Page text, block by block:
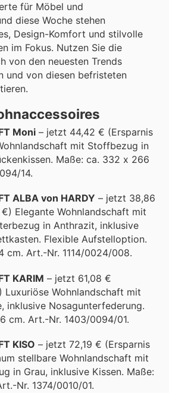
für Möbel und
diese Woche stehen
Design-Komfort und stilvolle
im Fokus. Nutzen Sie die
von den neuesten Trends
und von diesen befristeten
Moni – jetzt 44,42 € (Ersparnis
mit Stoffbezug in
Maße: ca. 332 x 266
14.
ALBA von HARDY – jetzt 38,86
Elegante Wohnlandschaft mit
in Anthrazit, inklusive
Flexible Aufstelloption.
cm. Art.-Nr. 1114/0024/008.
KARIM – jetzt 61,08 €
Luxuriöse Wohnlandschaft mit
inklusive Nosagunterfederung.
cm. Art.-Nr. 1403/0094/01.
KISO – jetzt 72,19 € (Ersparnis
stellbare Wohnlandschaft mit
in Grau, inklusive Kissen. Maße:
Nr. 1374/0010/01.